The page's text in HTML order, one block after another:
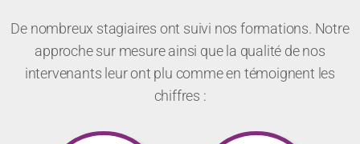
De nombreux stagiaires ont suivi nos formations. Notre
approche sur mesure ainsi que la qualité de nos
intervenants leur ont plu comme en témoignent les
chiffres :